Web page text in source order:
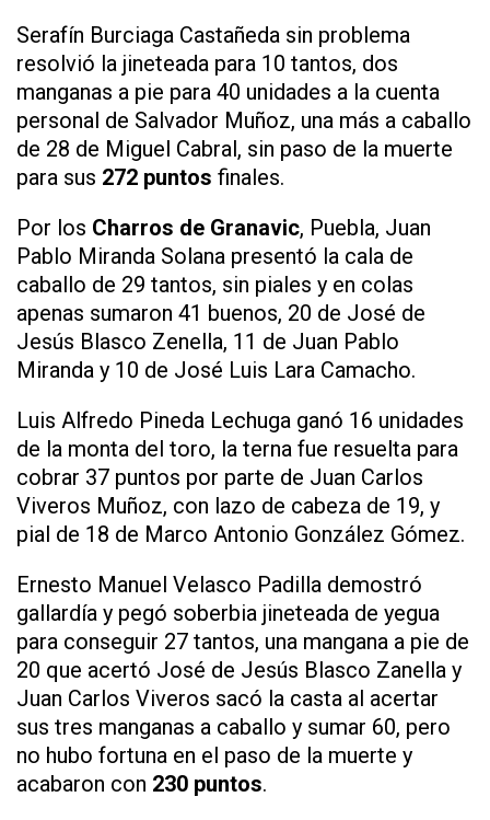
Serafín Burciaga Castañeda sin problema
resolvió la jineteada para 10 tantos, dos
manganas a pie para 40 unidades a la cuenta
personal de Salvador Muñoz, una más a caballo
de 28 de Miguel Cabral, sin paso de la muerte
para sus 272 puntos finales.
Por los Charros de Granavic, Puebla, Juan
Pablo Miranda Solana presentó la cala de
caballo de 29 tantos, sin piales y en colas
apenas sumaron 41 buenos, 20 de José de
Jesús Blasco Zenella, 11 de Juan Pablo
Miranda y 10 de José Luis Lara Camacho.
Luis Alfredo Pineda Lechuga ganó 16 unidades
de la monta del toro, la terna fue resuelta para
cobrar 37 puntos por parte de Juan Carlos
Viveros Muñoz, con lazo de cabeza de 19, y
pial de 18 de Marco Antonio González Gómez.
Ernesto Manuel Velasco Padilla demostró
gallardía y pegó soberbia jineteada de yegua
para conseguir 27 tantos, una mangana a pie de
20 que acertó José de Jesús Blasco Zanella y
Juan Carlos Viveros sacó la casta al acertar
sus tres manganas a caballo y sumar 60, pero
no hubo fortuna en el paso de la muerte y
acabaron con 230 puntos.